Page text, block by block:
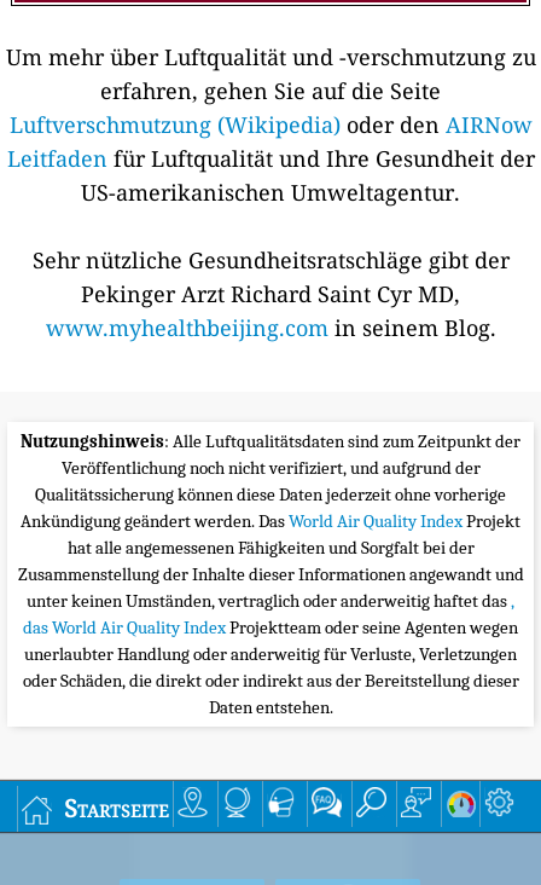
Um mehr über Luftqualität und -verschmutzung zu
erfahren, gehen Sie auf die Seite
Luftverschmutzung (Wikipedia)oder den AIRNow
Leitfaden für Luftqualität und Ihre Gesundheit der
US-amerikanischen Umweltagentur.
Sehr nützliche Gesundheitsratschläge gibt der
Pekinger Arzt Richard Saint Cyr MD,
www.myhealthbeijing.comin seinem Blog.
Nutzungshinweis: Alle Luftqualitätsdaten sind zum Zeitpunkt der
Veröffentlichung noch nicht verifiziert, und aufgrund der
Qualitätssicherung können diese Daten jederzeit ohne vorherige
Ankündigung geändert werden. DasWorld Air Quality IndexProjekt
hat alle angemessenen Fähigkeiten und Sorgfalt bei der
Zusammenstellung der Inhalte dieser Informationen angewandt und
unter keinen Umständen, vertraglich oder anderweitig haftet das,
das World Air Quality IndexProjektteam oder seine Agenten wegen
unerlaubter Handlung oder anderweitig für Verluste, Verletzungen
oder Schäden, die direkt oder indirekt aus der Bereitstellung dieser
Daten entstehen.
Startseite